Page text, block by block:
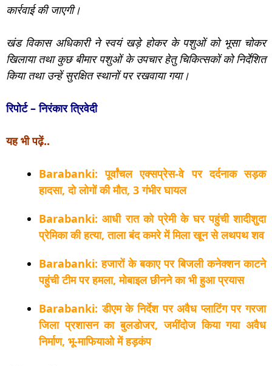
कार्रवाई की जाएगी।
खंड विकास अधिकारी ने स्वयं खड़े होकर के पशुओं को भूसा चोकर
खिलाया तथा कुछ बीमार पशुओं के उपचार हेतु चिकित्सकों को निर्देशित
किया तथा उन्हें सुरक्षित स्थानों पर रखवाया गया।
रिपोर्ट – निरंकार त्रिवेदी
यह भी पढ़ें..
Barabanki: पूर्वांचल एक्सप्रेस-वे पर दर्दनाक सड़क
हादसा, दो लोगों की मौत, 3 गंभीर घायल
Barabanki: आधी रात को प्रेमी के घर पहुंची शादीशुदा
प्रेमिका की हत्या, ताला बंद कमरे में मिला खून से लथपथ शव
Barabanki: हजारों के बकाए पर बिजली कनेक्शन काटने
पहुंची टीम पर हमला, मोबाइल छीनने का भी हुआ प्रयास
Barabanki: डीएम के निर्देश पर अवैध प्लाटिंग पर गरजा
जिला प्रशासन का बुलडोजर, जमींदोज किया गया अवैध
निर्माण, भू-माफियाओ में हड़कंप